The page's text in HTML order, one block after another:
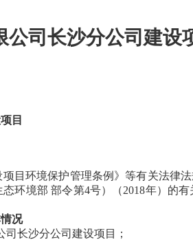
司长沙分公司建设
目
目环境保护管理条例》等有关法律
环境部 部令第4号）（2018年）的
况
长沙分公司建设项目；